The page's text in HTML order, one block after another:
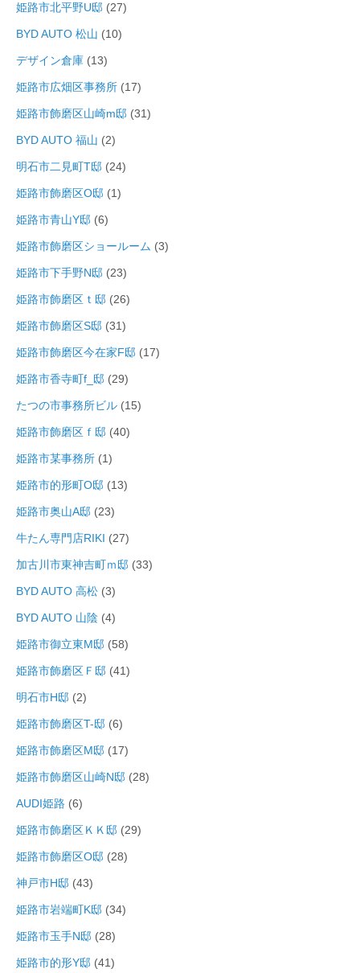
姫路市北平野U邸 (27)
BYD AUTO 松山 (10)
デザイン倉庫 (13)
姫路市広畑区事務所 (17)
姫路市飾磨区山崎m邸 (31)
BYD AUTO 福山 (2)
明石市二見町T邸 (24)
姫路市飾磨区O邸 (1)
姫路市青山Y邸 (6)
姫路市飾磨区ショールーム (3)
姫路市下手野N邸 (23)
姫路市飾磨区ｔ邸 (26)
姫路市飾磨区S邸 (31)
姫路市飾磨区今在家F邸 (17)
姫路市香寺町f_邸 (29)
たつの市事務所ビル (15)
姫路市飾磨区ｆ邸 (40)
姫路市某事務所 (1)
姫路市的形町O邸 (13)
姫路市奥山A邸 (23)
牛たん専門店RIKI (27)
加古川市東神吉町ｍ邸 (33)
BYD AUTO 高松 (3)
BYD AUTO 山陰 (4)
姫路市御立東M邸 (58)
姫路市飾磨区Ｆ邸 (41)
明石市H邸 (2)
姫路市飾磨区T-邸 (6)
姫路市飾磨区M邸 (17)
姫路市飾磨区山崎N邸 (28)
AUDI姫路 (6)
姫路市飾磨区ＫＫ邸 (29)
姫路市飾磨区O邸 (28)
神戸市H邸 (43)
姫路市岩端町K邸 (34)
姫路市玉手N邸 (28)
姫路市的形Y邸 (41)